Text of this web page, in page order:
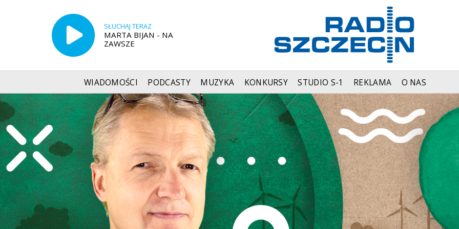
SŁUCHAJ TERAZ
MARTA BIJAN - NA
ZAWSZE
WIADOMOŚCI PODCASTY MUZYKA KONKURSY STUDIO S-1 REKLAMA O NAS